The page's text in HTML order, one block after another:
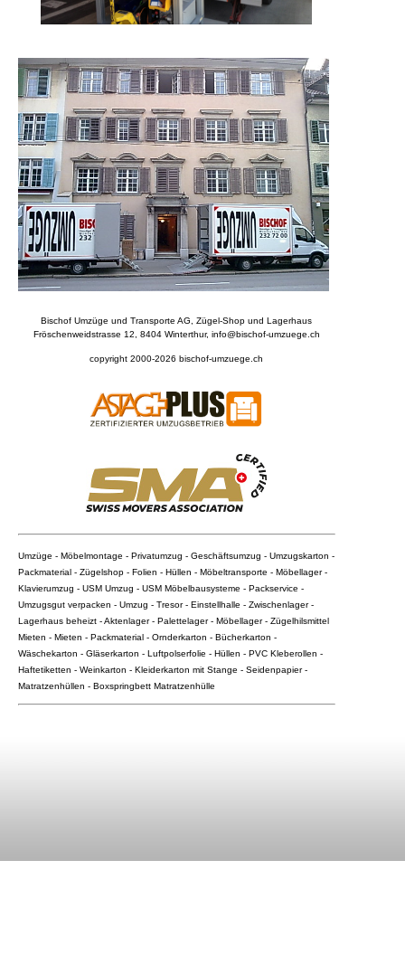
Bischof Umzüge und Transporte AG,Zügel-Shop und Lagerhaus
Fröschenweidstrasse 12, 8404 Winterthur, info@bischof-umzuege.ch
copyright 2000-2026bischof-umzuege.ch
Umzüge - Möbelmontage - Privatumzug - Geschäftsumzug - Umzugskarton -
Packmaterial - Zügelshop - Folien - Hüllen - Möbeltransporte - Möbellager -
Klavierumzug - USM Umzug - USM Möbelbausysteme - Packservice -
Umzugsgut verpacken - Umzug - Tresor - Einstellhalle - Zwischenlager -
Lagerhaus beheizt - Aktenlager - Palettelager - Möbellager - Zügelhilsmittel
Mieten - Mieten - Packmaterial - Ornderkarton - Bücherkarton -
Wäschekarton - Gläserkarton - Luftpolserfolie - Hüllen - PVC Kleberollen -
Haftetiketten - Weinkarton - Kleiderkarton mit Stange - Seidenpapier -
Matratzenhüllen - Boxspringbett Matratzenhülle